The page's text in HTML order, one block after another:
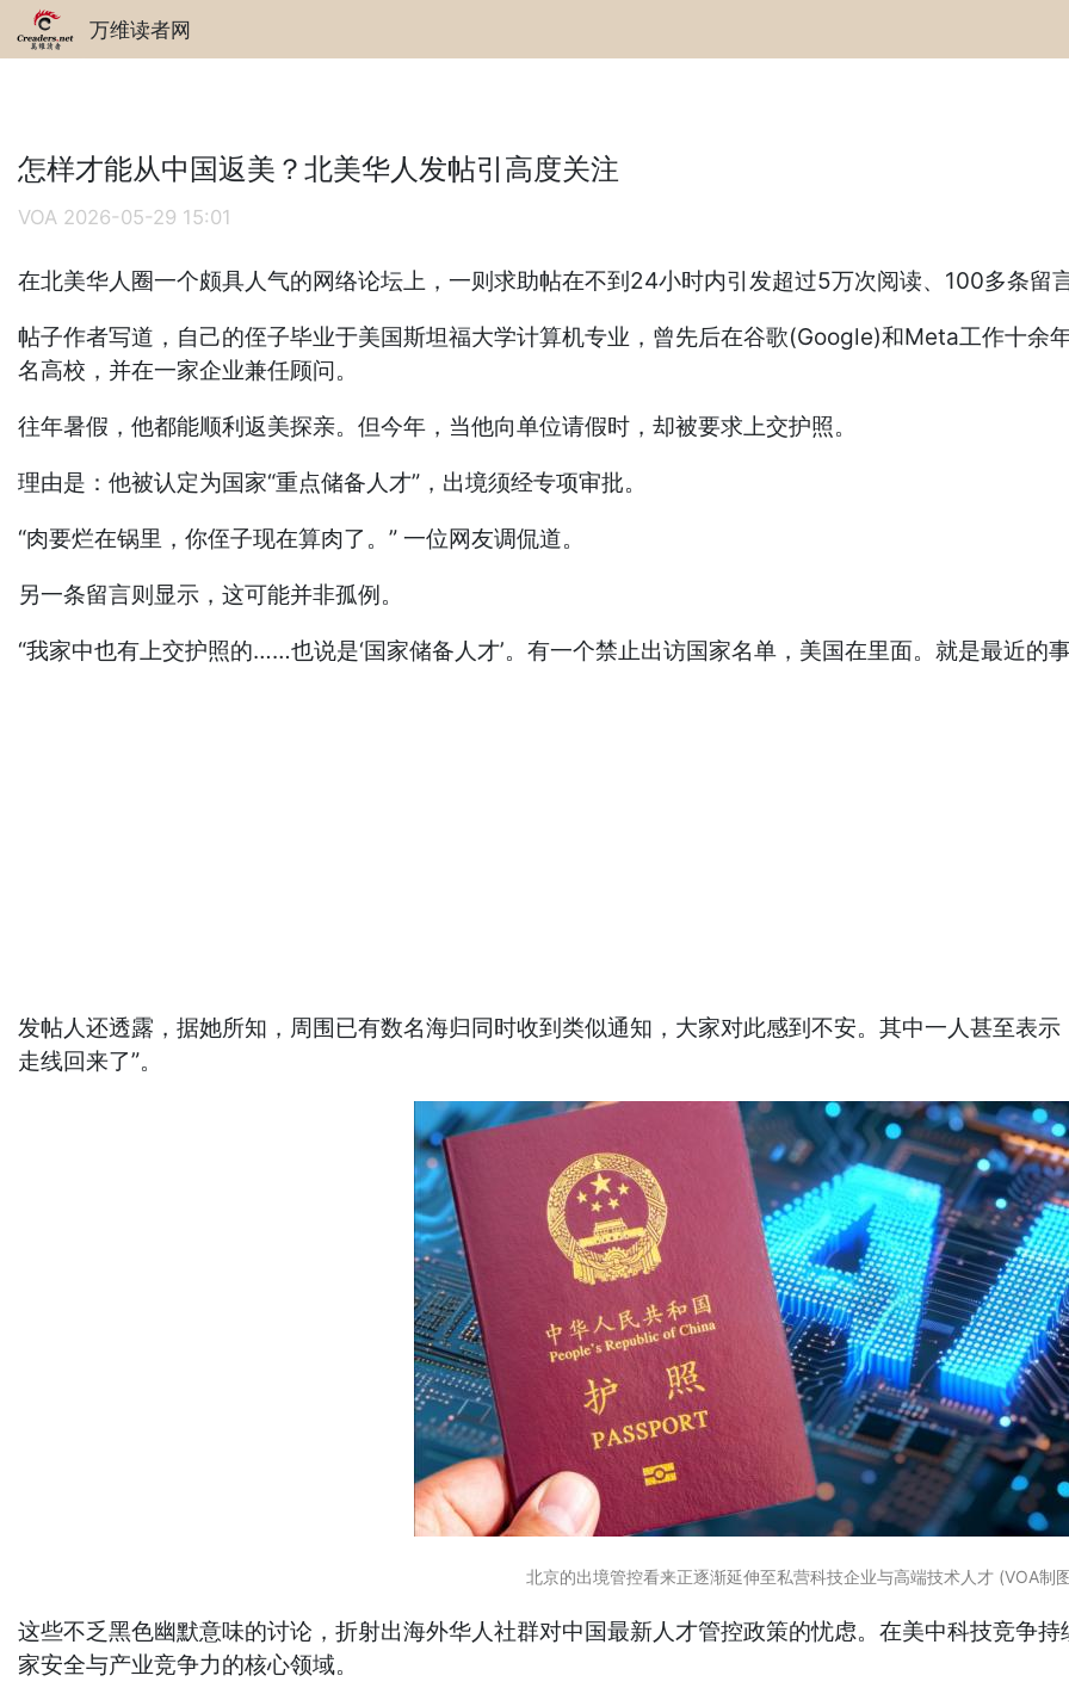
万维读者网
怎样才能从中国返美？北美华人发帖引高度关注
VOA 2026-05-29 15:01
在北美华人圈一个颇具人气的网络论坛上，一则求助帖在不到24小时内引发超过5万次阅读、100多条留
帖子作者写道，自己的侄子毕业于美国斯坦福大学计算机专业，曾先后在谷歌(Google)和Meta工作十余
名高校，并在一家企业兼任顾问。
往年暑假，他都能顺利返美探亲。但今年，当他向单位请假时，却被要求上交护照。
理由是：他被认定为国家“重点储备人才”，出境须经专项审批。
“肉要烂在锅里，你侄子现在算肉了。” 一位网友调侃道。
另一条留言则显示，这可能并非孤例。
“我家中也有上交护照的……也说是‘国家储备人才’。有一个禁止出访国家名单，美国在里面。就是最近的
发帖人还透露，据她所知，周围已有数名海归同时收到类似通知，大家对此感到不安。其中一人甚至表
走线回来了”。
北京的出境管控看来正逐渐延伸至私营科技企业与高端技术人才 (VOA制
这些不乏黑色幽默意味的讨论，折射出海外华人社群对中国最新人才管控政策的忧虑。在美中科技竞争
家安全与产业竞争力的核心领域。